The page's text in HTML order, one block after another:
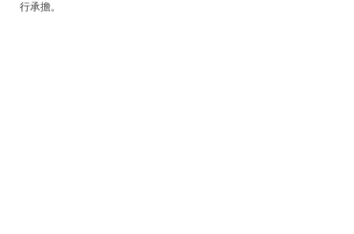
行承擔。